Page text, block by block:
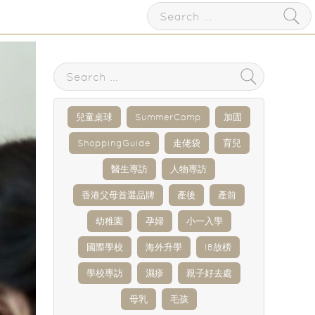
兒童桌球 SummerCamp 加固
ShoppingGuide 走佬袋 育兒
醫生專訪 人物專訪
香港父母首選品牌 產後 產前
幼稚園 孕婦 小一入學
國際學校 海外升學 IB放榜
學校專訪 濕疹 親子好去處
母乳 毛孩